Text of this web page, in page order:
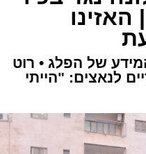
של הפלג • רוט
לנאצים: "הייתי